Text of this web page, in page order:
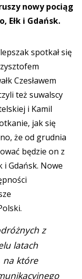
nowy pociąg
Ełk i Gdańsk.
spotkał się
Czesławem
też suwalscy
i Kamil
jak się
że od grudnia
będzie on z
i Gdańsk. Nowe
z
latach
na które